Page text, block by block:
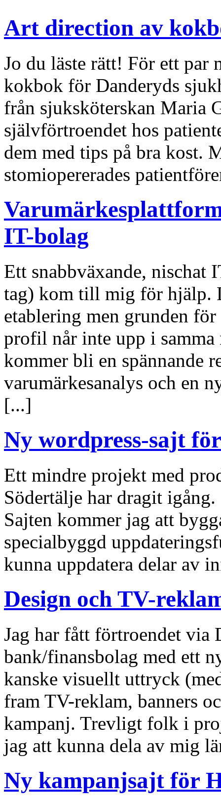
Art direction av
Jo du läste rätt! För ett par
kokbok för Danderyds
från sjuksköterskan Maria
självförtroendet hos
dem med tips på bra kost.
stomiopererades
IT-bolag
Ett snabbväxande, nischat
tag) kom till mig för hjälp.
etablering men grunden
profil når inte upp i samma
kommer bli en spännande
varumärkesanalys och en
[...]
Ny wordpress-sajt
Ett mindre projekt med
Södertälje har dragit
Sajten kommer jag att
specialbyggd
kunna uppdatera delar av
Design och TV-
Jag har fått förtroendet via
bank/finansbolag med ett
kanske visuellt uttryck
fram TV-reklam, banners
kampanj. Trevligt folk i
jag att kunna dela av mig
Ny kampanjsajt för